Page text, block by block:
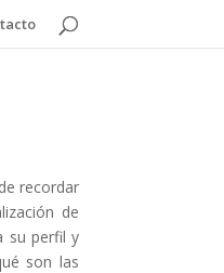
recordar
de
su perfil y
son las